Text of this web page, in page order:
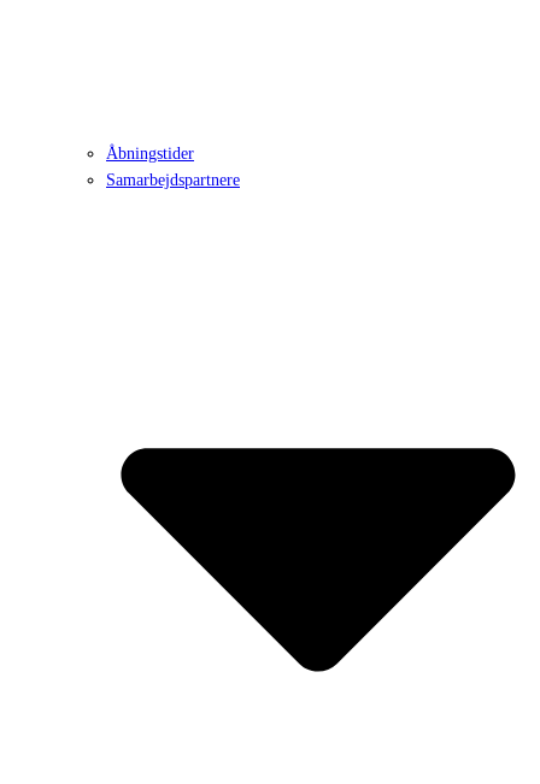
Åbningstider
Samarbejdspartnere